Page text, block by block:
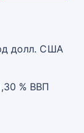
долл. США
% ВВП